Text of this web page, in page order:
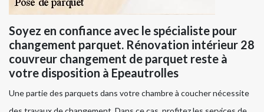
Soyez en confiance avec le spécialiste pour
changement parquet. Rénovation intérieur 28
couvreur changement de parquet reste à
votre disposition à Epeautrolles
Une partie des parquets dans votre chambre à coucher nécessite